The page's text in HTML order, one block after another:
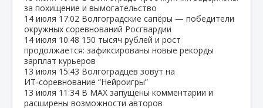
за похищение и вымогательство
14 июля 17:02 Волгоградские сапёры — победители
окружных соревнований Росгвардии
14 июля 10:48 150 тысяч рублей и рост
продолжается: зафиксированы новые рекорды
зарплат курьеров
13 июля 15:43 Волгоградцев зовут на
ИТ‑соревнование “Нейроигры”
13 июля 11:34 В МАХ запущены комментарии и
расширены возможности авторов